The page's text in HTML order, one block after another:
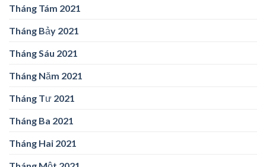
Tháng Tám 2021
Tháng Bảy 2021
Tháng Sáu 2021
Tháng Năm 2021
Tháng Tư 2021
Tháng Ba 2021
Tháng Hai 2021